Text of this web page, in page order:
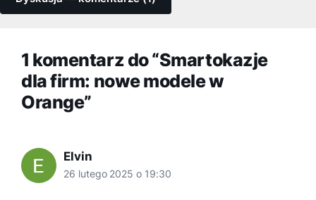
1 komentarz do “Smartokazje
dla firm: nowe modele w
Orange”
Elvin
26 lutego 2025 o 19:30